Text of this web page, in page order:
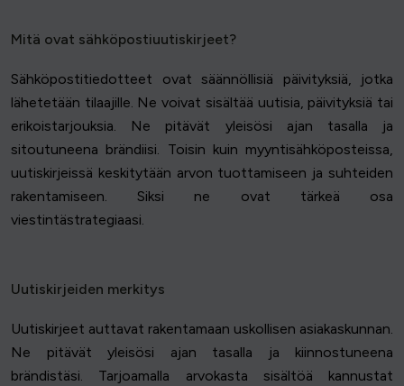
Mitä ovat sähköpostiuutiskirjeet?
Sähköpostitiedotteet ovat säännöllisiä päivityksiä, jotka
lähetetään tilaajille. Ne voivat sisältää uutisia, päivityksiä tai
erikoistarjouksia. Ne pitävät yleisösi ajan tasalla ja
sitoutuneena brändiisi. Toisin kuin myyntisähköposteissa,
uutiskirjeissä keskitytään arvon tuottamiseen ja suhteiden
rakentamiseen. Siksi ne ovat tärkeä osa
viestintästrategiaasi.
Uutiskirjeiden merkitys
Uutiskirjeet auttavat rakentamaan uskollisen asiakaskunnan.
Ne pitävät yleisösi ajan tasalla ja kiinnostuneena
brändistäsi. Tarjoamalla arvokasta sisältöä kannustat